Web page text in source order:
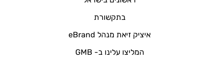
בתקשורת
איציק זיאת מנהל eBrand
המליצו עלינו ב- GMB